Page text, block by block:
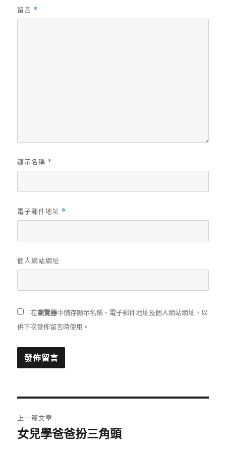
留言 *
顯示名稱 *
電子郵件地址 *
個人網站網址
在瀏覽器中儲存顯示名稱、電子郵件地址及個人網站網址，以
供下次發佈留言時使用。
章
上一篇文章
上
女兒學爸爸扮三角頭